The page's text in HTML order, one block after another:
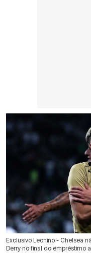
Exclusivo Leonino - Chelsea
Derry no final do empréstimo